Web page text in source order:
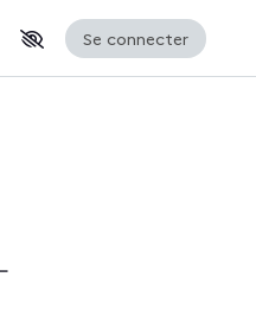
Se connecter